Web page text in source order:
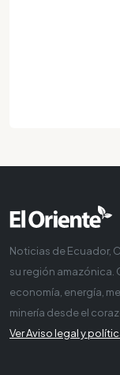
Noticias de Ecuador,
su región amazónica.
economía, energía,
minería desde el
Ver Aviso legal y